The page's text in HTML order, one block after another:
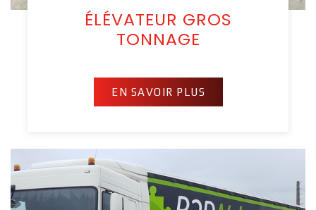
ÉLÉVATEUR GROS
TONNAGE
EN SAVOIR PLUS